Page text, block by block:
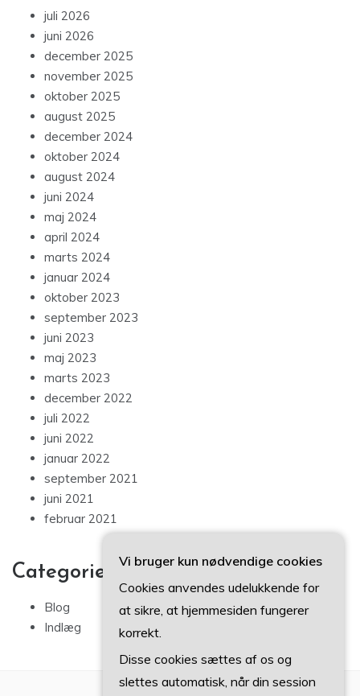
juli 2026
juni 2026
december 2025
november 2025
oktober 2025
august 2025
december 2024
oktober 2024
august 2024
juni 2024
maj 2024
april 2024
marts 2024
januar 2024
oktober 2023
september 2023
juni 2023
maj 2023
marts 2023
december 2022
juli 2022
juni 2022
januar 2022
september 2021
juni 2021
februar 2021
Categories
Blog
Indlæg
Vi bruger kun nødvendige cookies
Cookies anvendes udelukkende for
at sikre, at hjemmesiden fungerer
korrekt.
Disse cookies sættes af os og
slettes automatisk, når din session